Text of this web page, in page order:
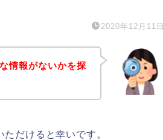
2020年12月11日
情報がないかを探
だけると幸いです。